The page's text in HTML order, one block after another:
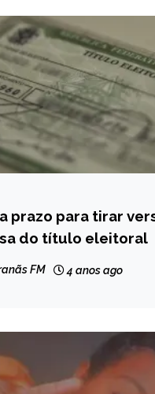
prazo para tirar
do título eleitoral
FM 4 anos ago